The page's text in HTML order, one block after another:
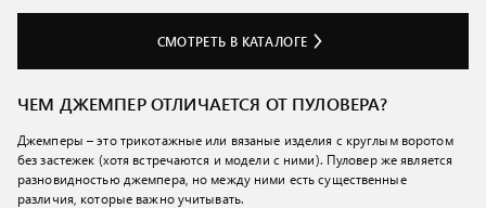
СМОТРЕТЬ В КАТАЛОГЕ
ЧЕМ ДЖЕМПЕР ОТЛИЧАЕТСЯ ОТ ПУЛОВЕРА?
Джемперы – это трикотажные или вязаные изделия с круглым воротом
без застежек (хотя встречаются и модели с ними). Пуловер же является
разновидностью джемпера, но между ними есть существенные
различия, которые важно учитывать.